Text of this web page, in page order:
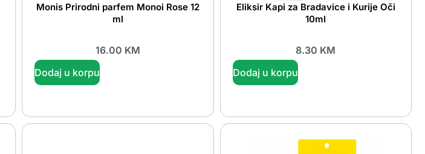
Monis Prirodni parfem Monoi Rose 12
ml
16.00 KM
Dodaj u korpu
Eliksir Kapi za Bradavice i Kurije Oči
10ml
8.30 KM
Dodaj u korpu